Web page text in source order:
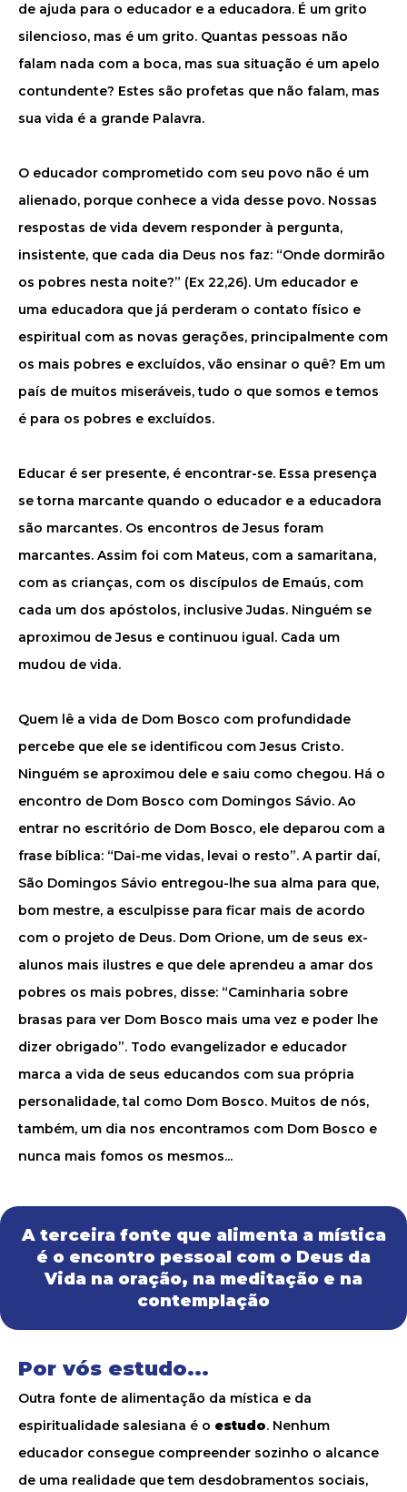
de ajuda para o educador e a educadora. É um grito
silencioso, mas é um grito. Quantas pessoas não
falam nada com a boca, mas sua situação é um apelo
contundente? Estes são profetas que não falam, mas
sua vida é a grande Palavra.
O educador comprometido com seu povo não é um
alienado, porque conhece a vida desse povo. Nossas
respostas de vida devem responder à pergunta,
insistente, que cada dia Deus nos faz: “Onde dormirão
os pobres nesta noite?” (Ex 22,26). Um educador e
uma educadora que já perderam o contato físico e
espiritual com as novas gerações, principalmente com
os mais pobres e excluídos, vão ensinar o quê? Em um
país de muitos miseráveis, tudo o que somos e temos
é para os pobres e excluídos.
Educar é ser presente, é encontrar-se. Essa presença
se torna marcante quando o educador e a educadora
são marcantes. Os encontros de Jesus foram
marcantes. Assim foi com Mateus, com a samaritana,
com as crianças, com os discípulos de Emaús, com
cada um dos apóstolos, inclusive Judas. Ninguém se
aproximou de Jesus e continuou igual. Cada um
mudou de vida.
Quem lê a vida de Dom Bosco com profundidade
percebe que ele se identificou com Jesus Cristo.
Ninguém se aproximou dele e saiu como chegou. Há o
encontro de Dom Bosco com Domingos Sávio. Ao
entrar no escritório de Dom Bosco, ele deparou com a
frase bíblica: “Dai-me vidas, levai o resto”. A partir daí,
São Domingos Sávio entregou-lhe sua alma para que,
bom mestre, a esculpisse para ficar mais de acordo
com o projeto de Deus. Dom Orione, um de seus ex-
alunos mais ilustres e que dele aprendeu a amar dos
pobres os mais pobres, disse: “Caminharia sobre
brasas para ver Dom Bosco mais uma vez e poder lhe
dizer obrigado”. Todo evangelizador e educador
marca a vida de seus educandos com sua própria
personalidade, tal como Dom Bosco. Muitos de nós,
também, um dia nos encontramos com Dom Bosco e
nunca mais fomos os mesmos...
A terceira fonte que alimenta a mística
é o encontro pessoal com o Deus da
Vida na oração, na meditação e na
contemplação
Por vós estudo...
Outra fonte de alimentação da mística e da
espiritualidade salesiana é o estudo. Nenhum
educador consegue compreender sozinho o alcance
de uma realidade que tem desdobramentos sociais,